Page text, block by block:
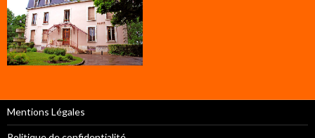
Mentions Légales